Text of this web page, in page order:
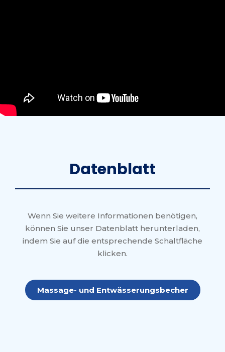
Datenblatt
Wenn Sie weitere Informationen benötigen,
können Sie unser Datenblatt herunterladen,
indem Sie auf die entsprechende Schaltfläche
klicken.
Massage- und Entwässerungsbecher